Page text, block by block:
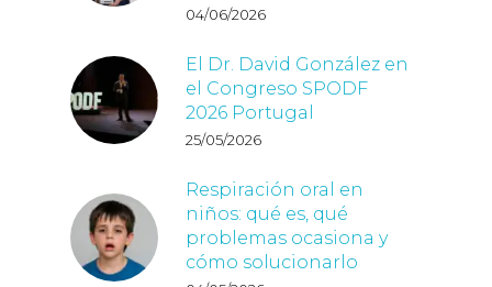
04/06/2026
El Dr. David González en
el Congreso SPODF
2026 Portugal
25/05/2026
Respiración oral en
niños: qué es, qué
problemas ocasiona y
cómo solucionarlo